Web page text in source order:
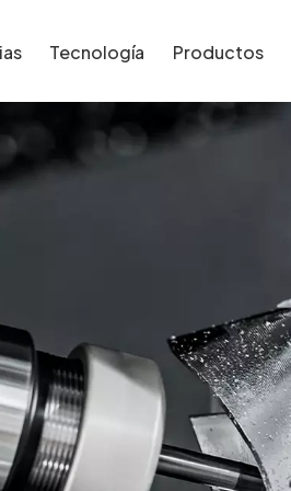
Tecnología Productos